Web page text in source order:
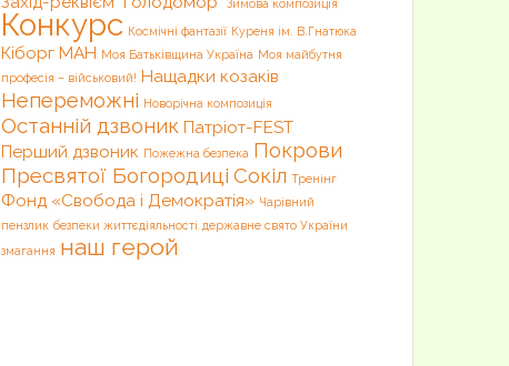
Зимова композиція
Конкурс Космічні фантазії Куреня ім. В.Гнатюка
Кіборг МАН Моя Батьківщина Україна Моя майбутня
професія – військовий! Нащадки козаків
Непереможні Новорічна композиція
Останній дзвоник Патріот-FEST
Перший дзвоник Пожежна безпека Покрови
Пресвятої Богородиці Сокіл Тренінг
Фонд «Свобода і Демократія» Чарівний
пензлик безпеки життєдіяльності державне свято України
змагання наш герой